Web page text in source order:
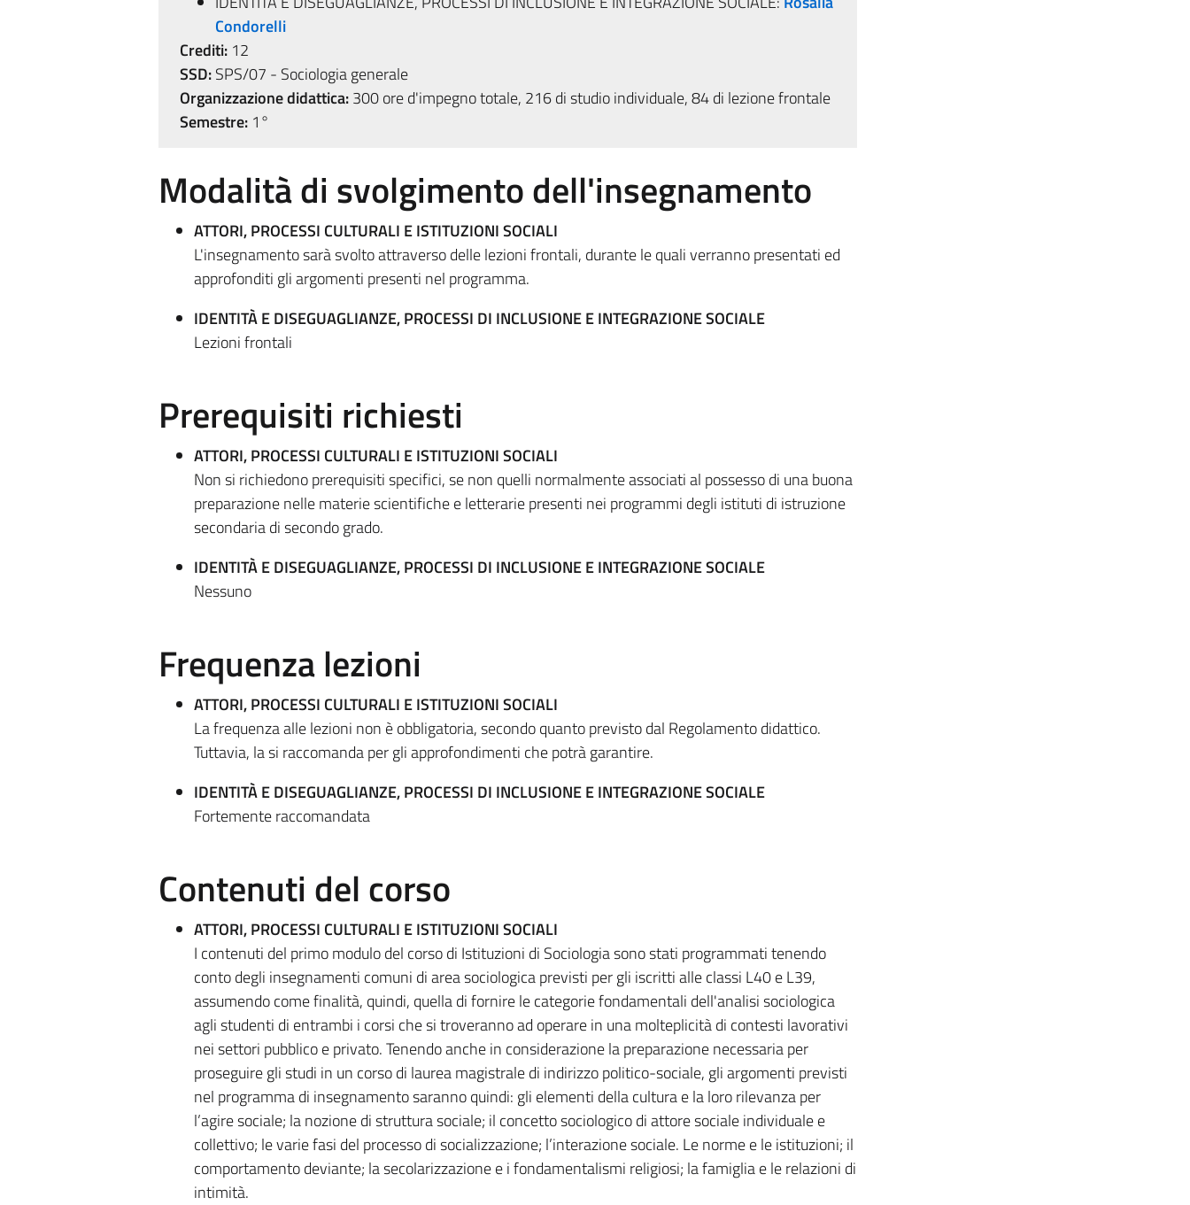
Condorelli
Crediti:12
SSD:SPS/07 - Sociologia generale
Organizzazione didattica:300 ore d'impegno totale, 216 di studio individuale, 84 di lezione frontale
Semestre:1°
Modalità di svolgimento dell'insegnamento
ATTORI, PROCESSI CULTURALI E ISTITUZIONI SOCIALI
L'insegnamento sarà svolto attraverso delle lezioni frontali, durante le quali verranno presentati ed
approfonditi gli argomenti presenti nel programma.
IDENTITÀ E DISEGUAGLIANZE, PROCESSI DI INCLUSIONE E INTEGRAZIONE SOCIALE
Lezioni frontali
Prerequisiti richiesti
ATTORI, PROCESSI CULTURALI E ISTITUZIONI SOCIALI
Non si richiedono prerequisiti specifici, se non quelli normalmente associati al possesso di una buona
preparazione nelle materie scientifiche e letterarie presenti nei programmi degli istituti di istruzione
secondaria di secondo grado.
IDENTITÀ E DISEGUAGLIANZE, PROCESSI DI INCLUSIONE E INTEGRAZIONE SOCIALE
Nessuno
Frequenza lezioni
ATTORI, PROCESSI CULTURALI E ISTITUZIONI SOCIALI
La frequenza alle lezioni non è obbligatoria, secondo quanto previsto dal Regolamento didattico.
Tuttavia, la si raccomanda per gli approfondimenti che potrà garantire.
IDENTITÀ E DISEGUAGLIANZE, PROCESSI DI INCLUSIONE E INTEGRAZIONE SOCIALE
Fortemente raccomandata
Contenuti del corso
ATTORI, PROCESSI CULTURALI E ISTITUZIONI SOCIALI
I contenuti del primo modulo del corso di Istituzioni di Sociologia sono stati programmati tenendo
conto degli insegnamenti comuni di area sociologica previsti per gli iscritti alle classi L40 e L39,
assumendo come finalità, quindi, quella di fornire le categorie fondamentali dell'analisi sociologica
agli studenti di entrambi i corsi che si troveranno ad operare in una molteplicità di contesti lavorativi
nei settori pubblico e privato. Tenendo anche in considerazione la preparazione necessaria per
proseguire gli studi in un corso di laurea magistrale di indirizzo politico-sociale, gli argomenti previsti
nel programma di insegnamento saranno quindi: gli elementi della cultura e la loro rilevanza per
l’agire sociale; la nozione di struttura sociale; il concetto sociologico di attore sociale individuale e
collettivo; le varie fasi del processo di socializzazione; l’interazione sociale. Le norme e le istituzioni; il
comportamento deviante; la secolarizzazione e i fondamentalismi religiosi; la famiglia e le relazioni di
intimità.